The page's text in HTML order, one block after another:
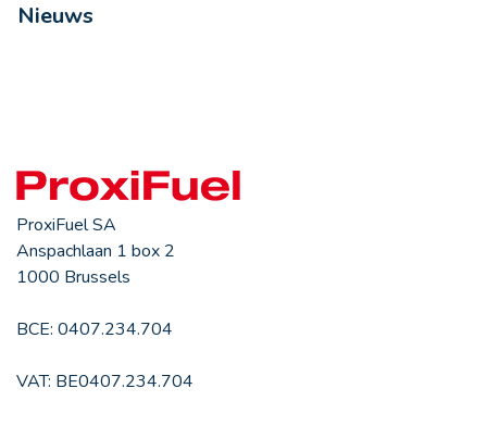
Nieuws
ProxiFuel SA
Anspachlaan 1 box 2
1000 Brussels
BCE: 0407.234.704
VAT: BE0407.234.704